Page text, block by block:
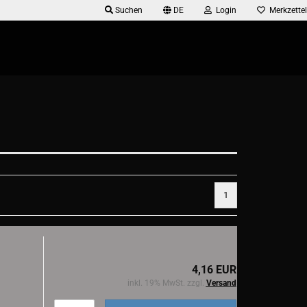
Suchen DE Login Merkzettel
1
4,16 EUR
inkl. 19% MwSt. zzgl. Versand